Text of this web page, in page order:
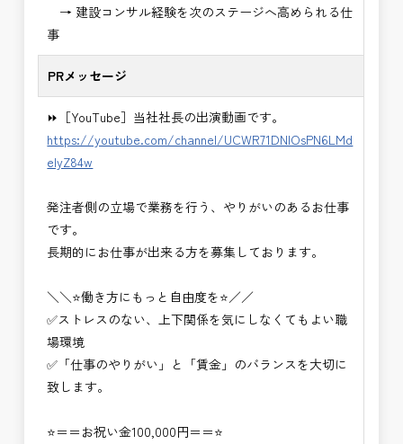
→ 建設コンサル経験を次のステージへ高められる仕
事
PRメッセージ
⏩［YouTube］当社社長の出演動画です。
https://youtube.com/channel/UCWR71DNlOsPN6LMd
eIyZ84w
発注者側の立場で業務を行う、やりがいのあるお仕事
です。
長期的にお仕事が出来る方を募集しております。
＼＼⭐働き方にもっと自由度を⭐／／
✅ストレスのない、上下関係を気にしなくてもよい職
場環境
✅「仕事のやりがい」と「賃金」のバランスを大切に
致します。
⭐＝＝お祝い金100,000円＝＝⭐